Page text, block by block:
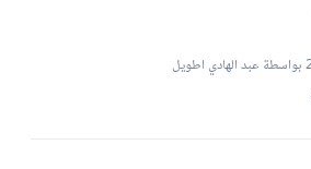
بواسطة عبد الهادي اطويل